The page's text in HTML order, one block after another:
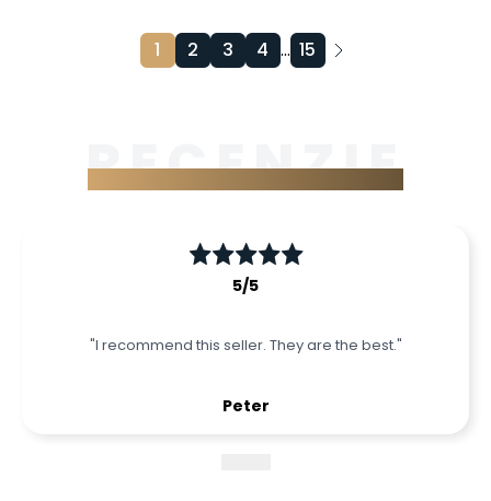
1 2 3 4 ... 15
RECENZIE
5/5
"I recommend this seller. They are the best."
Peter